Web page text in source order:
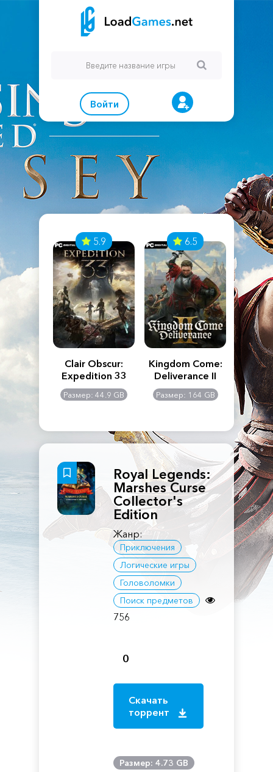
Войти
Creed
5.9
Clair Obscur:
Expedition 33
Размер: 44.9 GB
6.5
Kingdom Come:
Deliverance II
Размер: 164 GB
The
Royal Legends:
Marshes Curse
Collector's
Edition
Жанр:
Приключения
Логические игры
Головоломки
Поиск предметов
756
0
Скачать
торрент
Размер: 4.73 GB